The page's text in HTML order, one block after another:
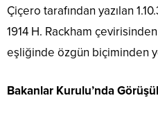
Çiçero tarafından yazılan
1914 H. Rackham
eşliğinde özgün biçiminden
Bakanlar Kurulu’nda